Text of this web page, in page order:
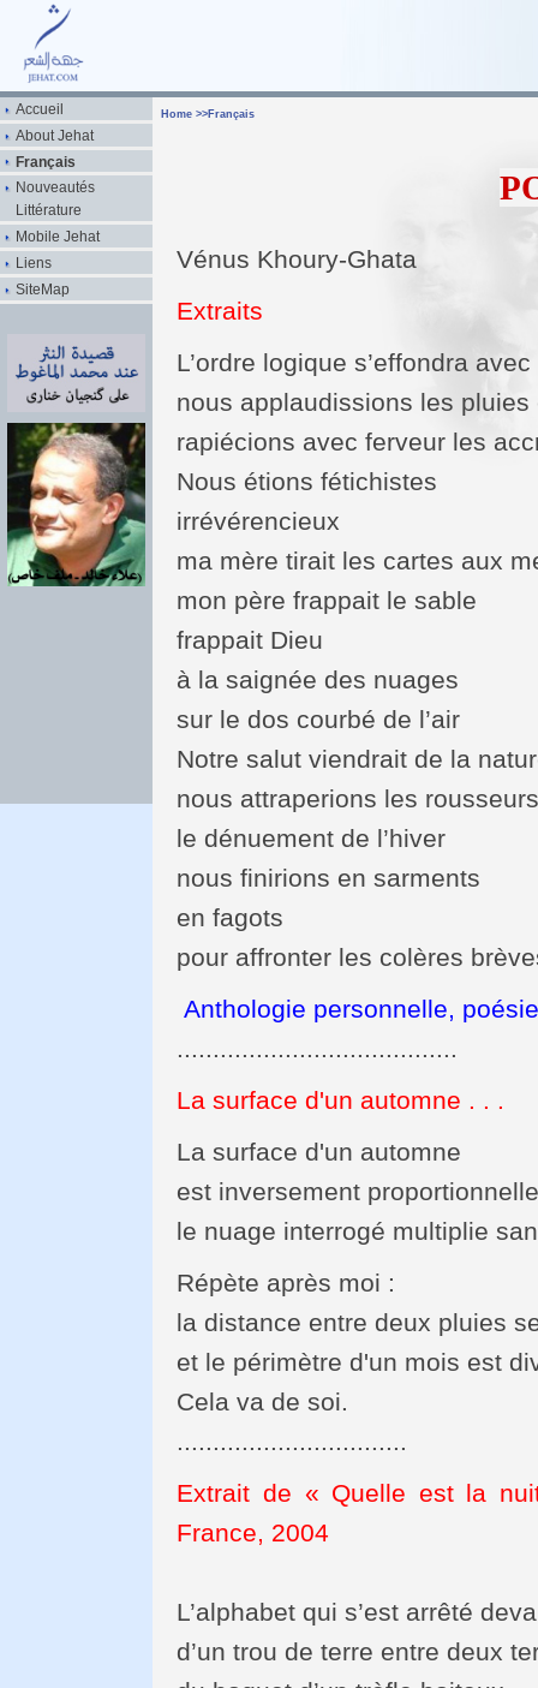
Accueil
About Jehat
Français
Nouveautés
Littérature
Mobile Jehat
Liens
SiteMap
Home >> Français
Vénus Khoury-Ghata
Extraits
L’ordre logique s’effondra
nous applaudissions les
rapiécions avec ferveur les
Nous étions fétichistes
irrévérencieux
ma mère tirait les cartes aux
mon père frappait le sable
frappait Dieu
à la saignée des nuages
sur le dos courbé de l’air
Notre salut viendrait de la
nous attraperions les
le dénuement de l’hiver
nous finirions en sarments
en fagots
pour affronter les colères
Anthologie personnelle,
La surface d'un automne . . .
La surface d'un automne
est inversement
le nuage interrogé multiplie
Répète après moi :
la distance entre deux pluies
et le périmètre d'un mois est
Cela va de soi.
Extrait de « Quelle est la
France, 2004
L’alphabet qui s’est arrêté
d’un trou de terre entre deux